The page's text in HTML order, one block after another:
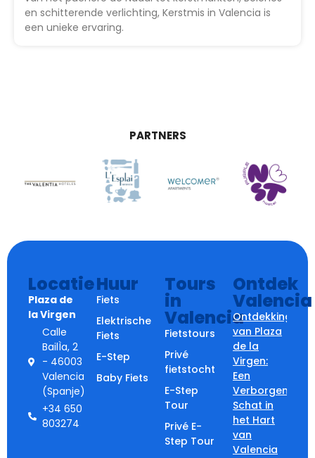
en schitterende verlichting, Kerstmis in Valencia is
een unieke ervaring.
PARTNERS
Locatie
Plaza de
la Virgen
Calle
BailÌa, 2
- 46003
Valencia
(Spanje)
+34 650
803274
Huur
Fiets
Elektrische
Fiets
E-Step
Baby Fiets
Tours
in
Valencia
Fietstours
Privé
fietstocht
E-Step
Tour
Privé E-
Step Tour
Ontdek
Valencia
Ontdekking
van Plaza
de la
Virgen:
Een
Verborgen
Schat in
het Hart
van
Valencia